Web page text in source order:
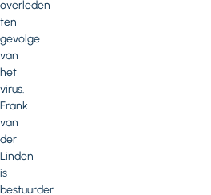
overleden
ten
gevolge
van
het
virus.
Frank
van
der
Linden
is
bestuurder